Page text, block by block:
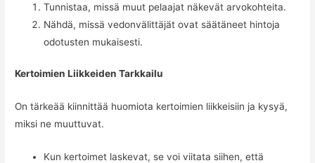
Tunnistaa, missä muut pelaajat näkevät arvokohteita.
Nähdä, missä vedonvälittäjät ovat säätäneet hintoja
odotusten mukaisesti.
Kertoimien Liikkeiden Tarkkailu
On tärkeää kiinnittää huomiota kertoimien liikkeisiin ja kysyä,
miksi ne muuttuvat.
Kun kertoimet laskevat, se voi viitata siihen, että